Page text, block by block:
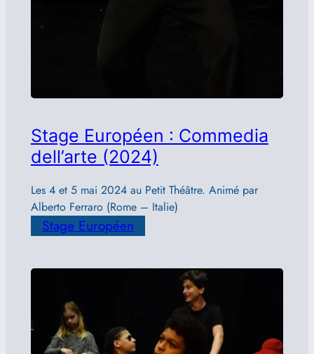
Stage Européen : Commedia
dell’arte (2024)
Les 4 et 5 mai 2024 au Petit Théâtre. Animé par
Alberto Ferraro (Rome – Italie)
Stage Européen